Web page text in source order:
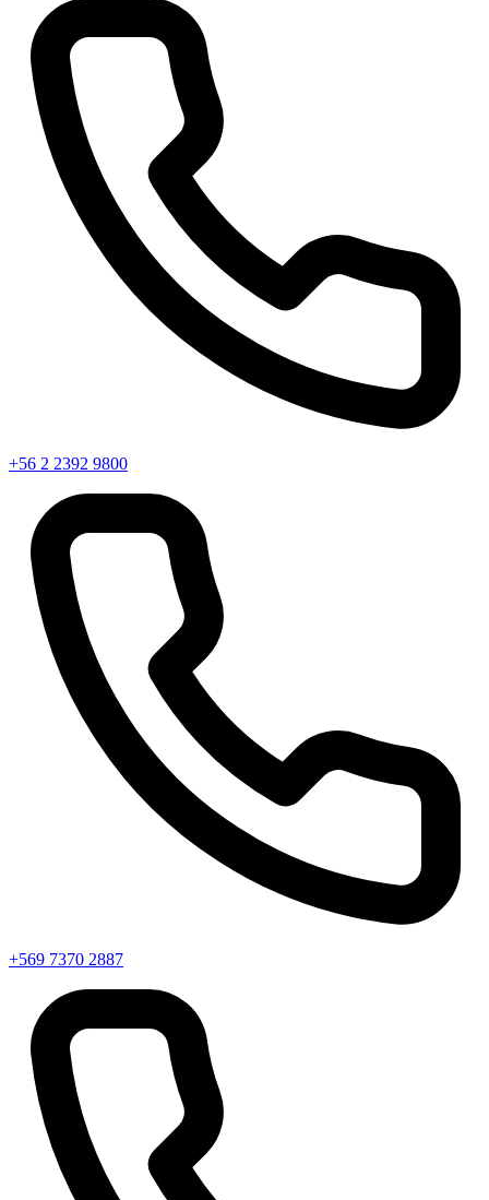
+56 2 2392 9800
+569 7370 2887